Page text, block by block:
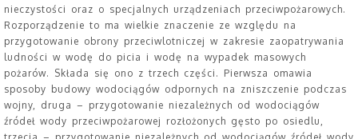
nieczystości oraz o specjalnych urządzeniach przeciwpożarowych.
Rozporządzenie to ma wielkie znaczenie ze względu na
przygotowanie obrony przeciwlotniczej w zakresie zaopatrywania
ludności w wodę do picia i wodę na wypadek masowych
pożarów. Składa się ono z trzech części. Pierwsza omawia
sposoby budowy wodociągów odpornych na zniszczenie podczas
wojny, druga – przygotowanie niezależnych od wodociągów
źródeł wody przeciwpożarowej rozłożonych gęsto po osiedlu,